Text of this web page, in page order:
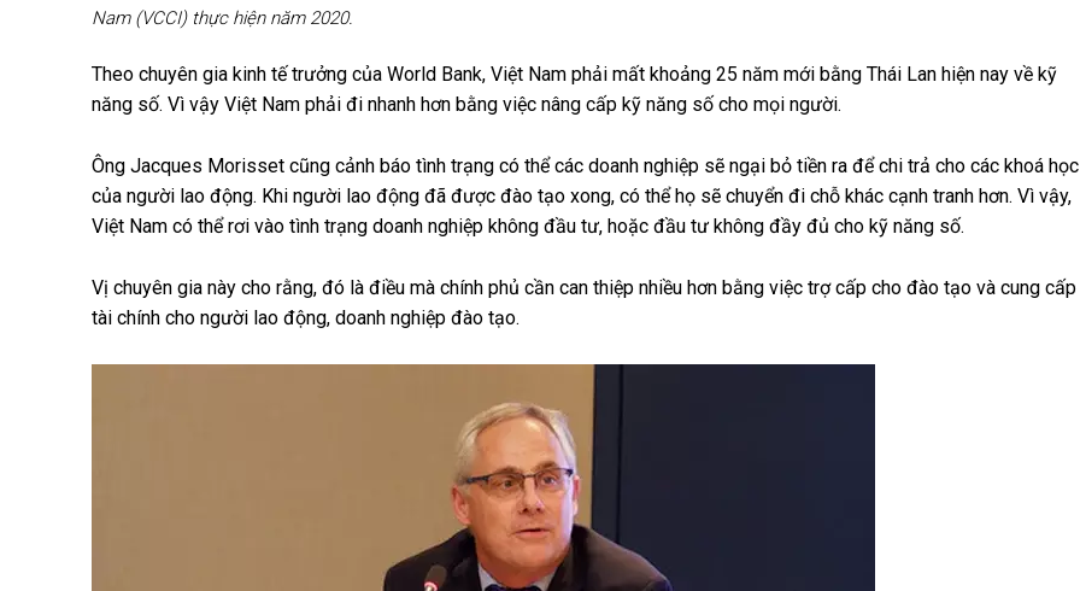
Nam (VCCI) thực hiện năm 2020.
Theo chuyên gia kinh tế trưởng của World Bank, Việt Nam phải mất khoảng 25 năm mới bằng Thái Lan hiện nay về kỹ
năng số. Vì vậy Việt Nam phải đi nhanh hơn bằng việc nâng cấp kỹ năng số cho mọi người.
Ông Jacques Morisset cũng cảnh báo tình trạng có thể các doanh nghiệp sẽ ngại bỏ tiền ra để chi trả cho các khoá học
của người lao động. Khi người lao động đã được đào tạo xong, có thể họ sẽ chuyển đi chỗ khác cạnh tranh hơn. Vì vậy,
Việt Nam có thể rơi vào tình trạng doanh nghiệp không đầu tư, hoặc đầu tư không đầy đủ cho kỹ năng số.
Vị chuyên gia này cho rằng, đó là điều mà chính phủ cần can thiệp nhiều hơn bằng việc trợ cấp cho đào tạo và cung cấp
tài chính cho người lao động, doanh nghiệp đào tạo.